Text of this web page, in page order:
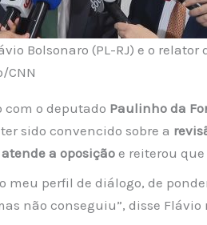
Bolsonaro (PL-RJ) e o
CNN
com o deputado Paulinho da
sido convencido sobre a
a oposiçãoe reiterou que
meu perfil de diálogo, de
não conseguiu”, disse